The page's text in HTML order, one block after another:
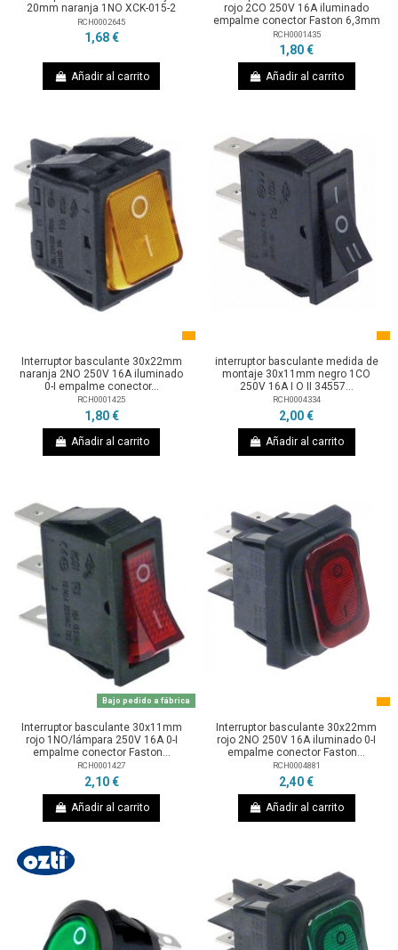
20mm naranja 1NO XCK-015-2
RCH0002645
1,68 €
Añadir al carrito
rojo 2CO 250V 16A iluminado
empalme conector Faston 6,3mm
RCH0001435
1,80 €
Añadir al carrito
Interruptor basculante 30x22mm
naranja 2NO 250V 16A iluminado
0-I empalme conector...
RCH0001425
1,80 €
Añadir al carrito
interruptor basculante medida de
montaje 30x11mm negro 1CO
250V 16A I O II 34557...
RCH0004334
2,00 €
Añadir al carrito
Bajo pedido a fábrica
Interruptor basculante 30x11mm
rojo 1NO/lámpara 250V 16A 0-I
empalme conector Faston...
RCH0001427
2,10 €
Añadir al carrito
Interruptor basculante 30x22mm
rojo 2NO 250V 16A iluminado 0-I
empalme conector Faston...
RCH0004881
2,40 €
Añadir al carrito